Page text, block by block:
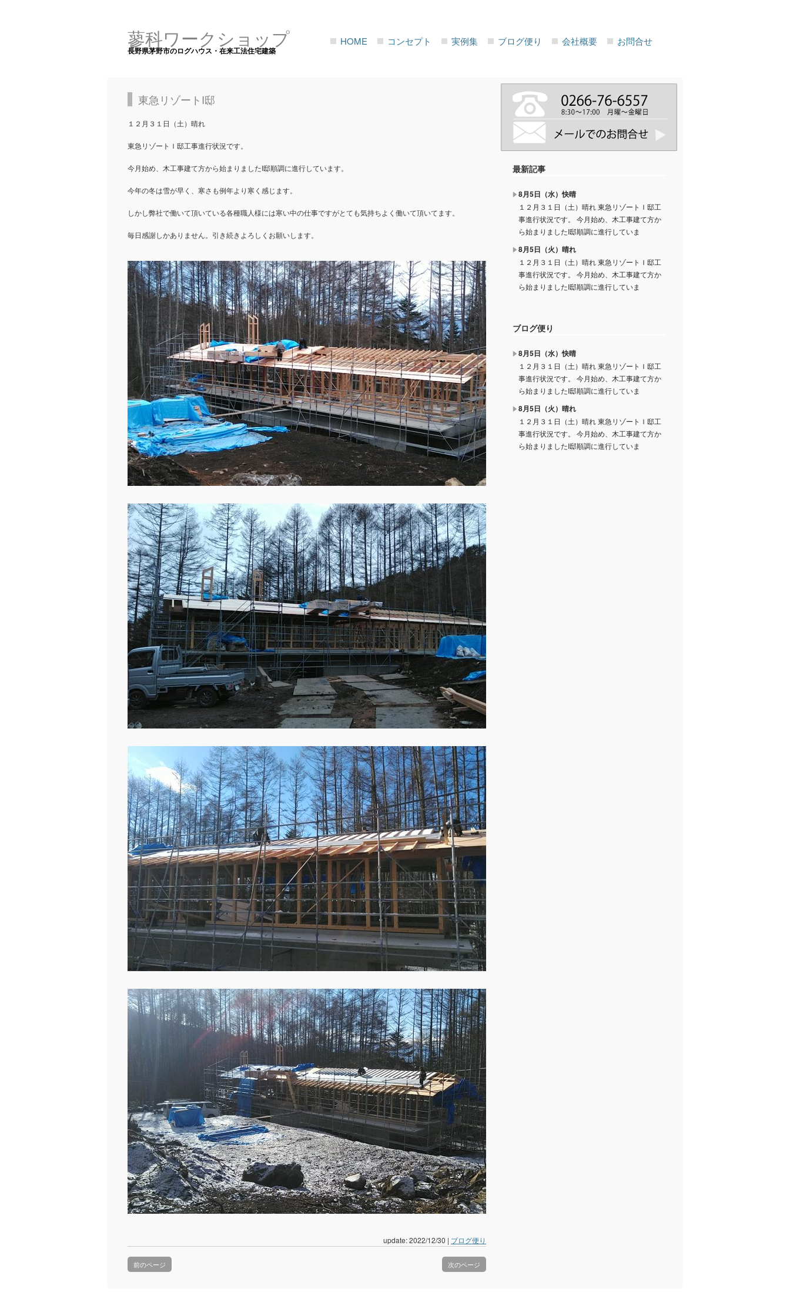
蓼科ワークショップ
長野県茅野市のログハウス・在来工法住宅建築
HOME コンセプト 実例集 ブログ便り 会社概要 お問合せ
東急リゾートI邸
１２月３１日（土）晴れ
東急リゾートＩ邸工事進行状況です。
今月始め、木工事建て方から始まりましたI邸順調に進行しています。
今年の冬は雪が早く、寒さも例年より寒く感じます。
しかし弊社で働いて頂いている各種職人様には寒い中の仕事ですがとても気持ちよく働いて頂いてます。
毎日感謝しかありません。引き続きよろしくお願いします。
update: 2022/12/30 | ブログ便り
前のページ 次のページ
最新記事
8月5日（水）快晴
１２月３１日（土）晴れ 東急リゾートＩ邸工
事進行状況です。 今月始め、木工事建て方か
ら始まりましたI邸順調に進行していま
8月5日（火）晴れ
１２月３１日（土）晴れ 東急リゾートＩ邸工
事進行状況です。 今月始め、木工事建て方か
ら始まりましたI邸順調に進行していま
ブログ便り
8月5日（水）快晴
１２月３１日（土）晴れ 東急リゾートＩ邸工
事進行状況です。 今月始め、木工事建て方か
ら始まりましたI邸順調に進行していま
8月5日（火）晴れ
１２月３１日（土）晴れ 東急リゾートＩ邸工
事進行状況です。 今月始め、木工事建て方か
ら始まりましたI邸順調に進行していま